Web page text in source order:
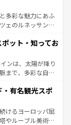
多彩な魅力にあふ
ェのルネッサンス
マルフィ海岸の絶
合間には、本場の
を堪能することも
べての瞬間を楽し
一覧を参照してほ
ット・知ってお
ンは、太陽が降り
まで、多彩な自然
メンコ、熱気あふ
の一部となってい
や、バルセロナの
ローマ遺跡や中世
有名観光スポ
けるヨーロッパ屈
やルーブル美術館